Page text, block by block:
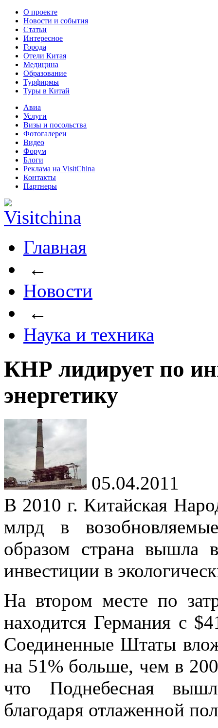
О проекте
Новости и события
Статьи
Интересное
Города
Отели Китая
Медицина
Образование
Турфирмы
Туры в Китай
Авиа
Услуги
Визы и посольства
Фотогалереи
Видео
Форум
Блоги
Реклама на VisitChina
Контакты
Партнеры
Главная
←
Новости
←
Наука и техника
КНР лидирует по
энергетику
05.04.2011
В 2010 г. Китайская
млрд в
образом страна вышла
инвестиции в
На втором месте по
находится Германия с
Соединенные Штаты
на 51% больше, чем в
что Поднебесная
благодаря отлаженной